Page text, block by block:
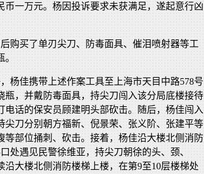
币一万元。杨因投诉要求未获满足，遂起意行凶
购买了单刃尖刀、防毒面具、催泪喷射器等工
。
杨佳携带上述作案工具至上海市天目中路578号
瓶，并戴防毒面具，持尖刀闯入该分局底楼接待
电话的保安员顾建明头部砍击。随后，杨佳闯入
尖刀分别朝方福新、倪景荣、张义阶、张建平等
等部位捅刺、砍击。接着，杨佳沿大楼北侧消防
处遇见民警徐维亚，持尖刀朝徐的头、颈、
沿大楼北侧消防楼梯上楼，在第9至10层楼梯处